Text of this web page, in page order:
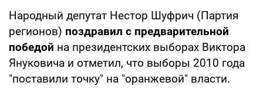
Народный депутат Нестор Шуфрич (Партия
регионов) поздравил с предварительной
победой на президентских выборах Виктора
Януковича и отметил, что выборы 2010 года
"поставили точку" на "оранжевой" власти.